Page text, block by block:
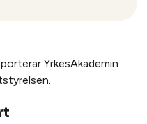
YrkesAkademin